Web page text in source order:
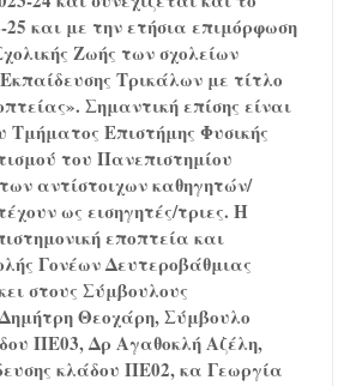
25 και με την ετήσια επιμόρφωση
Ζωής των σχολείων
Τρικάλων με τίτλο
Σημαντική επίσης είναι
Τμήματος Επιστήμης Φυσικής
του Πανεπιστημίου
αντίστοιχων καθηγητών/
ως εισηγητές/τριες. Η
εποπτεία και
Γονέων Δευτεροβάθμιας
στους Σύμβουλους
Θεοχάρη, Σύμβουλο
ΠΕ03, Δρ Αγαθοκλή Αζέλη,
κλάδου ΠΕ02, κα Γεωργία